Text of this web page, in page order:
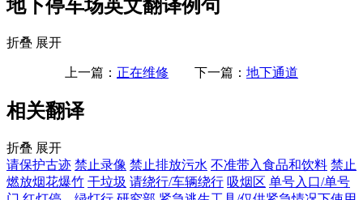
地下停车场英文翻译例句
折叠 展开
上一篇： 正在维修 下一篇： 地下通道
相关翻译
折叠 展开
请保护古迹 禁止录像 禁止排放污水 不准带入食品和饮料 禁止
燃放烟花爆竹 干垃圾 请绕行/车辆绕行 吸烟区 单号入口/单号